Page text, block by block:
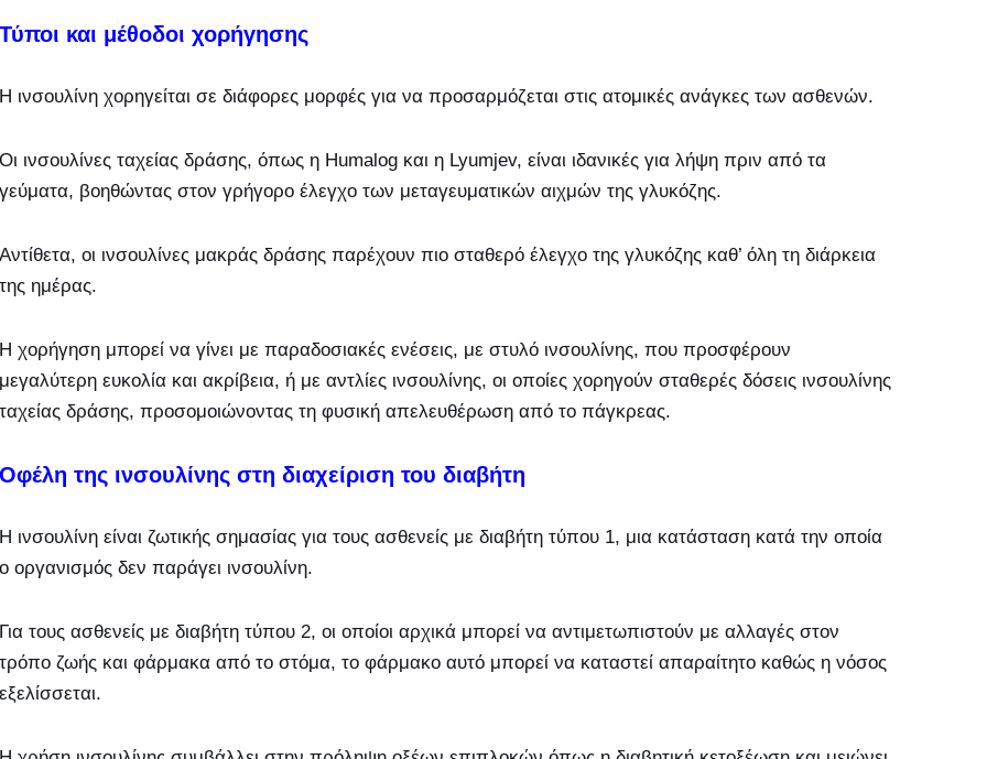
Τύποι και μέθοδοι χορήγησης
Η ινσουλίνη χορηγείται σε διάφορες μορφές για να προσαρμόζεται στις ατομικές ανάγκες των ασθενών.
Οι ινσουλίνες ταχείας δράσης, όπως η Humalog και η Lyumjev, είναι ιδανικές για λήψη πριν από τα
γεύματα, βοηθώντας στον γρήγορο έλεγχο των μεταγευματικών αιχμών της γλυκόζης.
Αντίθετα, οι ινσουλίνες μακράς δράσης παρέχουν πιο σταθερό έλεγχο της γλυκόζης καθ’ όλη τη διάρκεια
της ημέρας.
Η χορήγηση μπορεί να γίνει με παραδοσιακές ενέσεις, με στυλό ινσουλίνης, που προσφέρουν
μεγαλύτερη ευκολία και ακρίβεια, ή με αντλίες ινσουλίνης, οι οποίες χορηγούν σταθερές δόσεις ινσουλίνης
ταχείας δράσης, προσομοιώνοντας τη φυσική απελευθέρωση από το πάγκρεας.
Οφέλη της ινσουλίνης στη διαχείριση του διαβήτη
Η ινσουλίνη είναι ζωτικής σημασίας για τους ασθενείς με διαβήτη τύπου 1, μια κατάσταση κατά την οποία
ο οργανισμός δεν παράγει ινσουλίνη.
Για τους ασθενείς με διαβήτη τύπου 2, οι οποίοι αρχικά μπορεί να αντιμετωπιστούν με αλλαγές στον
τρόπο ζωής και φάρμακα από το στόμα, το φάρμακο αυτό μπορεί να καταστεί απαραίτητο καθώς η νόσος
εξελίσσεται.